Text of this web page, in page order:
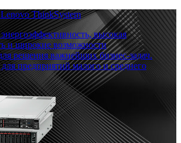
ThinkSystem
высокая
и широкие возможности
решения важнейших бизнес-задач.
предприятий малого и среднего